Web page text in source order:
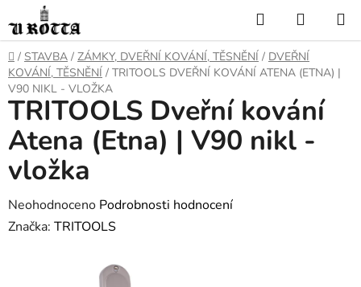
na
obsah
Hledat
KOŠÍK
DOMŮ
/ STAVBA / ZÁMKY, DVEŘNÍ KOVÁNÍ, TĚSNĚNÍ / DVEŘNÍ
KOVÁNÍ, TĚSNĚNÍ / TRITOOLS DVEŘNÍ KOVÁNÍ ATENA (ETNA) |
V90 NIKL - VLOŽKA
TRITOOLS Dveřní kování
Atena (Etna) | V90 nikl -
vložka
Průměrné
hodnocení
Neohodnoceno Podrobnosti hodnocení
Značka: TRITOOLS